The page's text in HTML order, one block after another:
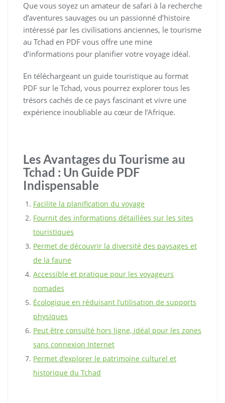
Que vous soyez un amateur de safari à la recherche
d’aventures sauvages ou un passionné d’histoire
intéressé par les civilisations anciennes, le tourisme
au Tchad en PDF vous offre une mine
d’informations pour planifier votre voyage idéal.
En téléchargeant un guide touristique au format
PDF sur le Tchad, vous pourrez explorer tous les
trésors cachés de ce pays fascinant et vivre une
expérience inoubliable au cœur de l’Afrique.
Les Avantages du Tourisme au
Tchad : Un Guide PDF
Indispensable
Facilite la planification du voyage
Fournit des informations détaillées sur les sites
touristiques
Permet de découvrir la diversité des paysages et
de la faune
Accessible et pratique pour les voyageurs
nomades
Écologique en réduisant l’utilisation de supports
physiques
Peut être consulté hors ligne, idéal pour les zones
sans connexion Internet
Permet d’explorer le patrimoine culturel et
historique du Tchad